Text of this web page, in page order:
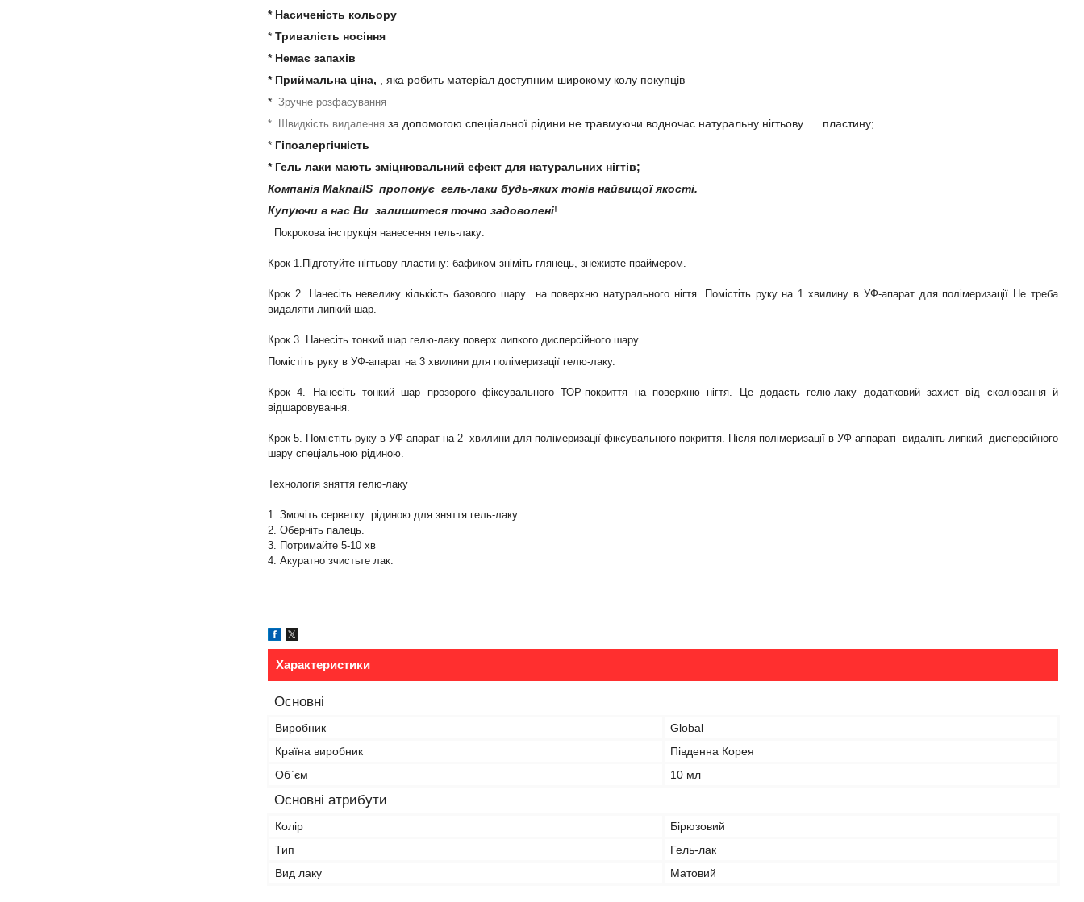
* Насиченість кольору
* Тривалість носіння
* Немає запахів
* Приймальна ціна,
, яка робить матеріал доступним широкому колу покупців
* Зручне розфасування
* Швидкість видалення за допомогою спеціальної рідини не травмуючи водночас натуральну нігтьову пластину;
* Гіпоалергічність
* Гель лаки мають зміцнювальний ефект для натуральних нігтів;
Компанія MaknailS пропонує гель-лаки будь-яких тонів найвищої якості.
Купуючи в нас Ви залишитеся точно задоволені!
Покрокова інструкція нанесення гель-лаку:
Крок 1.Підготуйте нігтьову пластину: бафиком зніміть глянець, знежирте праймером.
Крок 2. Нанесіть невелику кількість базового шару на поверхню натурального нігтя. Помістіть руку на 1 хвилину в УФ-апарат для полімеризації Не треба
видаляти липкий шар.
Крок 3. Нанесіть тонкий шар гелю-лаку поверх липкого дисперсійного шару
Помістіть руку в УФ-апарат на 3 хвилини для полімеризації гелю-лаку.
Крок 4. Нанесіть тонкий шар прозорого фіксувального ТОР-покриття на поверхню нігтя. Це додасть гелю-лаку додатковий захист від сколювання й
відшаровування.
Крок 5. Помістіть руку в УФ-апарат на 2 хвилини для полімеризації фіксувального покриття. Після полімеризації в УФ-аппараті видаліть липкий дисперсійного
шару спеціальною рідиною.
Технологія зняття гелю-лаку
1. Змочіть серветку рідиною для зняття гель-лаку.
2. Оберніть палець.
3. Потримайте 5-10 хв
4. Акуратно зчистьте лак.
Характеристики
Основні
Виробник
Global
Країна виробник
Південна Корея
Об`єм
10 мл
Основні атрибути
Колір
Бірюзовий
Тип
Гель-лак
Вид лаку
Матовий